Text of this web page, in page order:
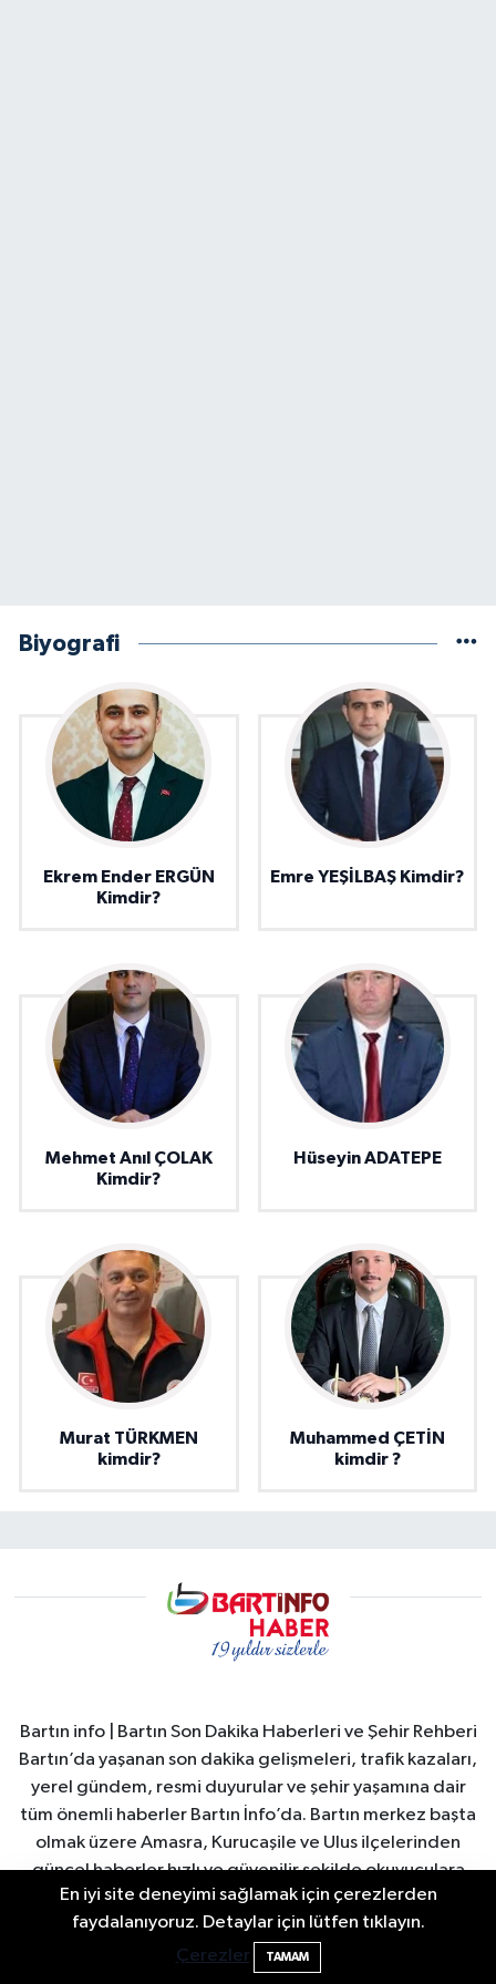
Biyografi
Ekrem Ender ERGÜN
Kimdir?
Emre YEŞİLBAŞ Kimdir?
Mehmet Anıl ÇOLAK
Kimdir?
Hüseyin ADATEPE
Murat TÜRKMEN
kimdir?
Muhammed ÇETİN
kimdir ?
Bartın info | Bartın Son Dakika Haberleri ve Şehir Rehberi
Bartın’da yaşanan son dakika gelişmeleri, trafik kazaları,
yerel gündem, resmi duyurular ve şehir yaşamına dair
tüm önemli haberler Bartın İnfo’da. Bartın merkez başta
olmak üzere Amasra, Kurucaşile ve Ulus ilçelerinden
güncel haberler hızlı ve güvenilir şekilde okuyuculara
ulaştırılır. Bartın Valiliği ve Bartın Belediyesi duyuruları,
şehirdeki sosyal yaşam, turizm gelişmeleri, ekonomi ve
spor haberleri anlık olarak yayınlanır. Ayrıca Bartın
En iyi site deneyimi sağlamak için çerezlerden
faydalanıyoruz. Detaylar için lütfen tıklayın.
Çerezler
TAMAM
Bartın'da Şafak Operasyonu: 5 Gözaltı, 4
Şüpheli Aranıyor